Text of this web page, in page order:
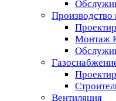
Производство
Монтаж
Вентиляция